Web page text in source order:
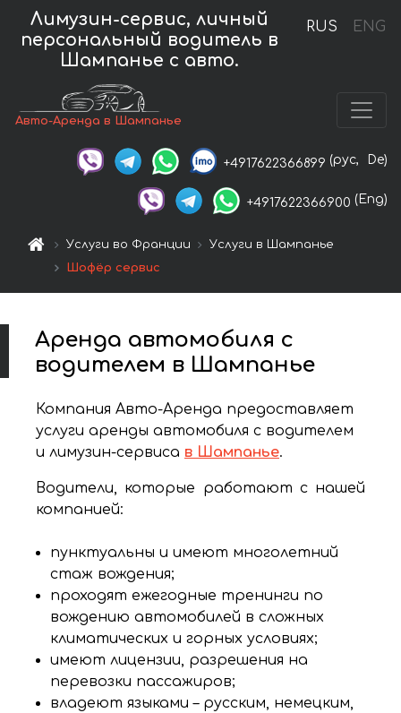
RUS ENG
Лимузин-сервис, личный
персональный водитель в
Шампанье с авто.
Авто-Аренда в Шампанье
+4917622366899 (рус, De)
+4917622366900 (Eng)
Услуги во Франции
Услуги в Шампанье
Шофёр сервис
Аренда автомобиля с
водителем в Шампанье
Компания Авто-Аренда предоставляет
услуги аренды автомобиля с водителем
и лимузин-сервиса в Шампанье.
Водители, которые работают с нашей
компанией:
пунктуальны и имеют многолетний
стаж вождения;
проходят ежегодные тренинги по
вождению автомобилей в сложных
климатических и горных условиях;
имеют лицензии, разрешения на
перевозки пассажиров;
владеют языками – русским, немецким,